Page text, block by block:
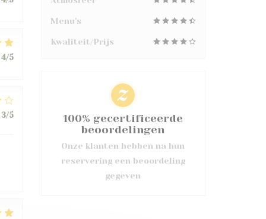
4/5
3/5
Menu's
Kwaliteit/Prijs
100% gecertificeerde
beoordelingen
Onze klanten hebben na hun
reservering een beoordeling
gegeven